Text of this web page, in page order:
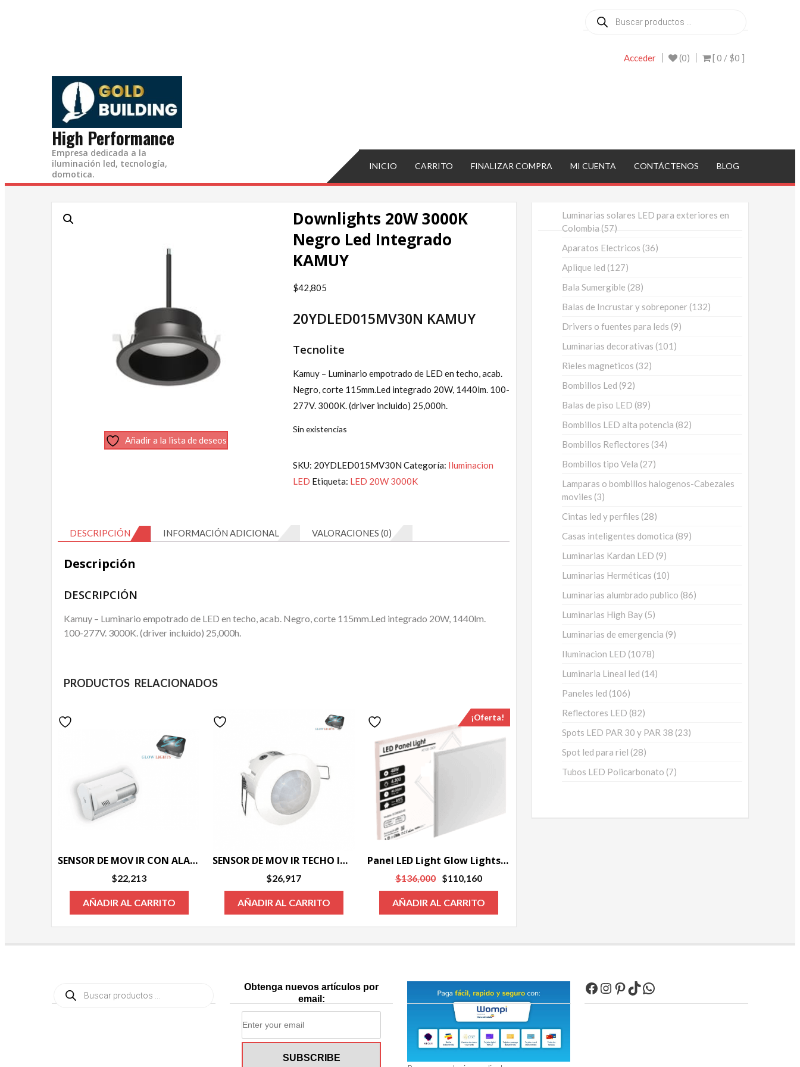
productos
[ 0 / $0 ]
(0)
Acceder
High Performance
Empresa dedicada a la
iluminación led, tecnología,
domotica.
INICIO CARRITO FINALIZAR COMPRA MI CUENTA CONTÁCTENOS BLOG
Añadir a la lista de deseos
Downlights 20W 3000K
Negro Led Integrado
KAMUY
$42,805
20YDLED015MV30N KAMUY
Tecnolite
Kamuy – Luminario empotrado de LED en techo, acab.
Negro, corte 115mm.Led integrado 20W, 1440lm. 100-
277V. 3000K. (driver incluido) 25,000h.
Sin existencias
SKU: 20YDLED015MV30N Categoría: Iluminacion
LED Etiqueta: LED 20W 3000K
DESCRIPCIÓN INFORMACIÓN ADICIONAL VALORACIONES (0)
Descripción
DESCRIPCIÓN
Kamuy – Luminario empotrado de LED en techo, acab. Negro, corte 115mm.Led integrado 20W, 1440lm.
100-277V. 3000K. (driver incluido) 25,000h.
PRODUCTOS RELACIONADOS
SENSOR DE MOV IR CON ALARMA
$22,213
AÑADIR AL CARRITO
SENSOR DE MOV IR TECHO INCRUSTAR
$26,917
AÑADIR AL CARRITO
¡Oferta!
Panel LED Light Glow Lights 48 Watts 60×60 cm
$136,000
El
precio
original
era:
$110,160
precio
actual
es:
AÑADIR AL CARRITO
Luminarias solares LED para exteriores en
Colombia 5757
Aparatos Electricos 3636
Aplique led 127127
Bala Sumergible 2828
Balas de Incrustar y sobreponer 132132
Drivers o fuentes para leds 99
Luminarias decorativas 101 101
Rieles magneticos 3232
Bombillos Led 9292
Balas de piso LED 8989
Bombillos LED alta potencia 8282
Bombillos Reflectores 3434
Bombillos tipo Vela 2727
Lamparas o bombillos halogenos-Cabezales
moviles 33
Cintas led y perfiles 2828
Casas inteligentes domotica 8989
Luminarias Kardan LED 99
Luminarias Herméticas 1010
Luminarias alumbrado publico 8686
Luminarias High Bay 55
Luminarias de emergencia 99
Iluminacion LED 10781078
Luminaria Lineal led 1414
Paneles led 106106
Reflectores LED 8282
Spots LED PAR 30 y PAR 38 2323
Spot led para riel 2828
Tubos LED Policarbonato 77
productos
Obtenga nuevos artículos por
email:
Facebook
Instagram
Pinterest
TikTokWhatsApp